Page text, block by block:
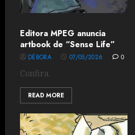
Editora MPEG anuncia
artbook de “Sense Life”
DÉBORA 07/05/2026 0
Confira.
READ MORE